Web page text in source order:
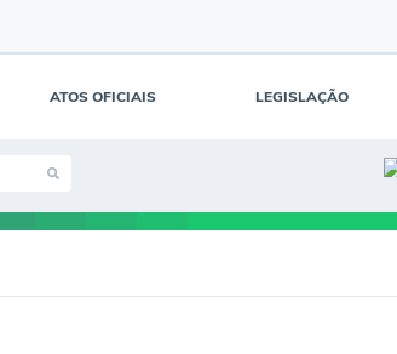
ATOS OFICIAIS LEGISLAÇÃO